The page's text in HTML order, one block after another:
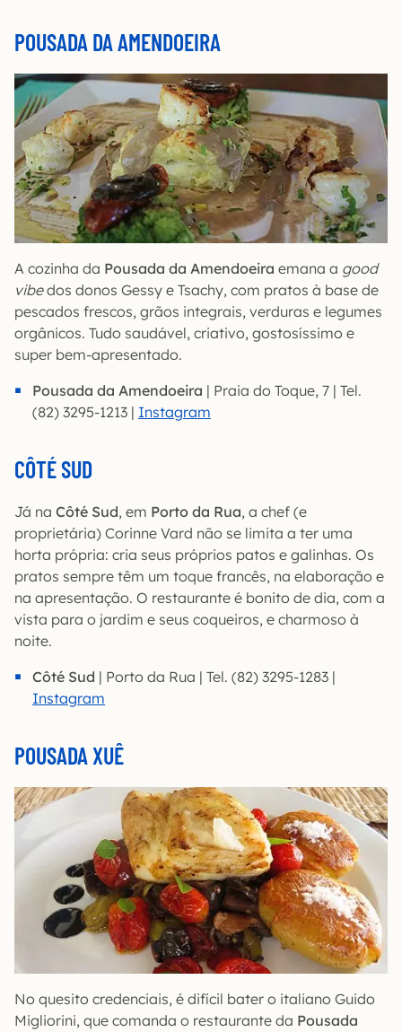
POUSADA DA AMENDOEIRA
A cozinha da Pousada da Amendoeira emana a good
vibedos donos Gessy e Tsachy, com pratos à base de
pescados frescos, grãos integrais, verduras e legumes
orgânicos. Tudo saudável, criativo, gostosíssimo e
super bem-apresentado.
Pousada da Amendoeira | Praia do Toque, 7 | Tel.
(82) 3295-1213 | Instagram
CÔTÉ SUD
Já na Côté Sud, em Porto da Rua, a chef (e
proprietária) Corinne Vard não se limita a ter uma
horta própria: cria seus próprios patos e galinhas. Os
pratos sempre têm um toque francês, na elaboração e
na apresentação. O restaurante é bonito de dia, com a
vista para o jardim e seus coqueiros, e charmoso à
noite.
Côté Sud | Porto da Rua | Tel. (82) 3295-1283 |
Instagram
POUSADA XUÊ
No quesito credenciais, é difícil bater o italiano Guido
Migliorini, que comanda o restaurante da Pousada